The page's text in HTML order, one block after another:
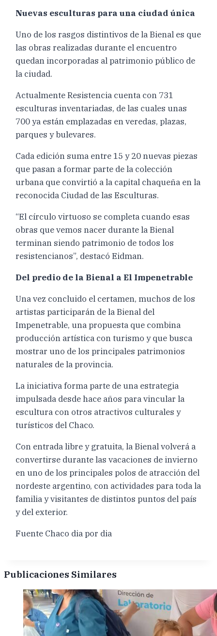
Nuevas esculturas para una ciudad única
Uno de los rasgos distintivos de la Bienal es que
las obras realizadas durante el encuentro
quedan incorporadas al patrimonio público de
la ciudad.
Actualmente Resistencia cuenta con 731
esculturas inventariadas, de las cuales unas
700 ya están emplazadas en veredas, plazas,
parques y bulevares.
Cada edición suma entre 15 y 20 nuevas piezas
que pasan a formar parte de la colección
urbana que convirtió a la capital chaqueña en la
reconocida Ciudad de las Esculturas.
“El círculo virtuoso se completa cuando esas
obras que vemos nacer durante la Bienal
terminan siendo patrimonio de todos los
resistencianos”, destacó Eidman.
Del predio de la Bienal a El Impenetrable
Una vez concluido el certamen, muchos de los
artistas participarán de la Bienal del
Impenetrable, una propuesta que combina
producción artística con turismo y que busca
mostrar uno de los principales patrimonios
naturales de la provincia.
La iniciativa forma parte de una estrategia
impulsada desde hace años para vincular la
escultura con otros atractivos culturales y
turísticos del Chaco.
Con entrada libre y gratuita, la Bienal volverá a
convertirse durante las vacaciones de invierno
en uno de los principales polos de atracción del
nordeste argentino, con actividades para toda la
familia y visitantes de distintos puntos del país
y del exterior.
Fuente Chaco dia por dia
Publicaciones Similares